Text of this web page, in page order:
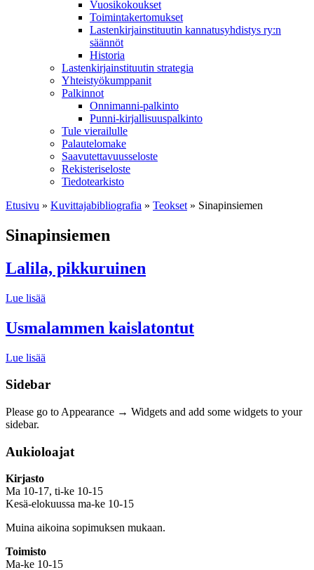
Vuosikokoukset
Toimintakertomukset
Lastenkirjainstituutin kannatusyhdistys ry:n
säännöt
Historia
Lastenkirjainstituutin strategia
Yhteistyökumppanit
Palkinnot
Onnimanni-palkinto
Punni-kirjallisuuspalkinto
Tule vierailulle
Palautelomake
Saavutettavuusseloste
Rekisteriseloste
Tiedotearkisto
Etusivu » Kuvittaja­bibliografia » Teokset » Sinapinsiemen
Sinapinsiemen
Lalila, pikkuruinen
Lue lisää
Usmalammen kaislatontut
Lue lisää
Sidebar
Please go to Appearance → Widgets and add some widgets to your
sidebar.
Aukioloajat
Kirjasto
Ma 10-17, ti-ke 10-15
Kesä-elokuussa ma-ke 10-15
Muina aikoina sopimuksen mukaan.
Toimisto
Ma-ke 10-15